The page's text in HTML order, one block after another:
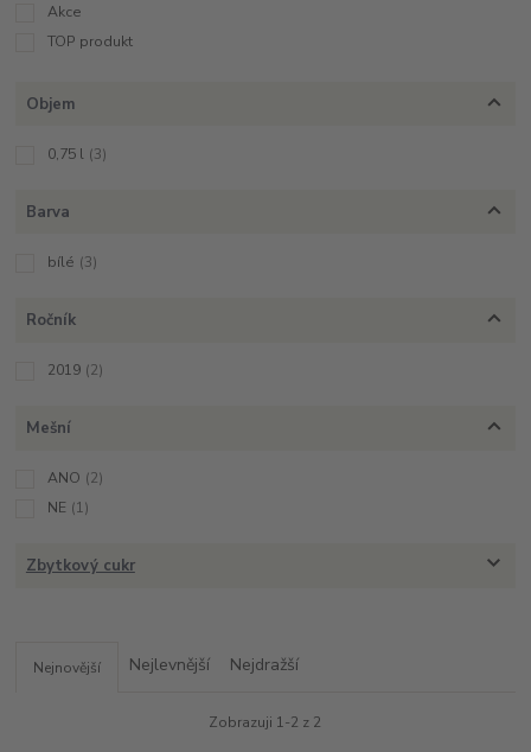
Akce
TOP produkt
Objem
0,75 l (3)
Barva
bílé (3)
Ročník
2019 (2)
Mešní
ANO (2)
NE (1)
Zbytkový cukr
Nejnovější Nejlevnější Nejdražší
Zobrazuji 1-2 z 2